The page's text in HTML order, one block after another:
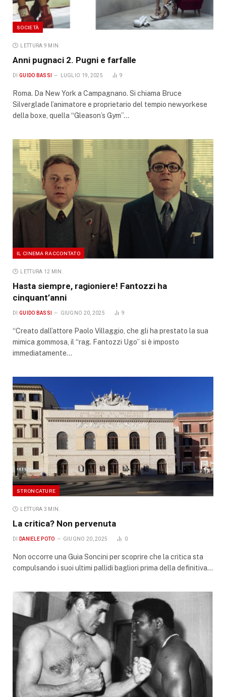
SOCIETÀ
LETTURA 9 MIN.
Anni pugnaci 2. Pugni e farfalle
DI GUIDO BASSI LUGLIO 19, 2025 9
Roma. Da New York a Campagnano. Si chiama Bruce
Silverglade l’animatore e proprietario del tempio newyorkese
della boxe, quella “Gleason’s Gym”…
IL CINEMA RACCONTATO
LETTURA 12 MIN.
Hasta siempre, ragioniere! Fantozzi ha
cinquant’anni
DI GUIDO BASSI GIUGNO 20, 2025 9
“Creato dall’attore Paolo Villaggio, che gli ha prestato la sua
mimica gommosa, il “rag. Fantozzi Ugo” si è imposto
immediatamente…
STRONCATURE
LETTURA 3 MIN.
La critica? Non pervenuta
DI DANIELE POTO GIUGNO 20, 2025 0
Non occorre una Guia Soncini per scoprire che la critica sta
compulsando i suoi ultimi pallidi bagliori prima della definitiva…